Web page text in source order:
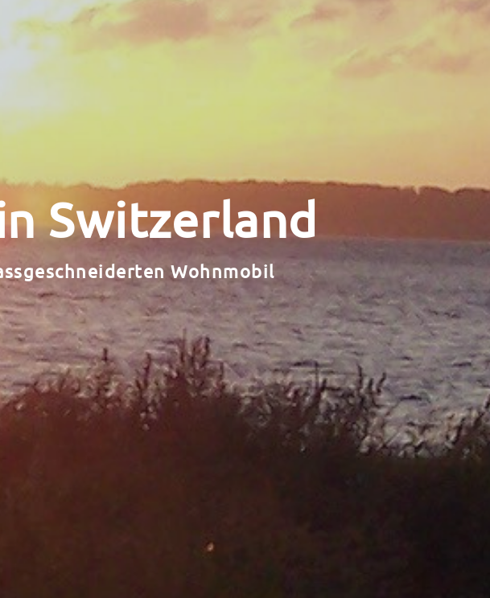
Switzerland
Wohnmobil